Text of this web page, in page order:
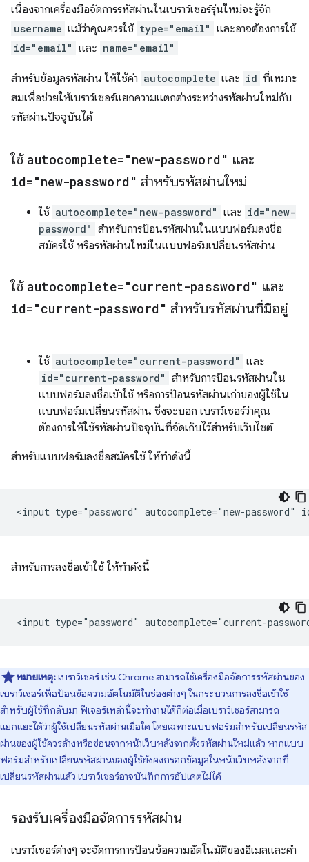
เนื่องจากเครื่องมือจัดการรหัสผ่านในเบราว์เซอร์รุ่นใหม่จะรู้จัก
username แม้ว่าคุณควรใช้ type="email" และอาจต้องการใช้
id="email" และ name="email"
สําหรับข้อมูลรหัสผ่าน ให้ใช้ค่า autocomplete และ id ที่เหมาะ
สมเพื่อช่วยให้เบราว์เซอร์แยกความแตกต่างระหว่างรหัสผ่านใหม่กับ
รหัสผ่านปัจจุบันได้
ใช้ autocomplete="new-password" และ
id="new-password" สำหรับรหัสผ่านใหม่
ใช้ autocomplete="new-password" และ id="new-
password" สำหรับการป้อนรหัสผ่านในแบบฟอร์มลงชื่อ
สมัครใช้ หรือรหัสผ่านใหม่ในแบบฟอร์มเปลี่ยนรหัสผ่าน
ใช้ autocomplete="current-password" และ
id="current-password" สำหรับรหัสผ่านที่มีอยู่
ใช้ autocomplete="current-password" และ
id="current-password" สำหรับการป้อนรหัสผ่านใน
แบบฟอร์มลงชื่อเข้าใช้ หรือการป้อนรหัสผ่านเก่าของผู้ใช้ใน
แบบฟอร์มเปลี่ยนรหัสผ่าน ซึ่งจะบอก เบราว์เซอร์ว่าคุณ
ต้องการให้ใช้รหัสผ่านปัจจุบันที่จัดเก็บไว้สำหรับเว็บไซต์
สำหรับแบบฟอร์มลงชื่อสมัครใช้ ให้ทำดังนี้
สำหรับการลงชื่อเข้าใช้ ให้ทำดังนี้
หมายเหตุ:เบราว์เซอร์ เช่น Chrome สามารถใช้เครื่องมือจัดการรหัสผ่านของ
เบราว์เซอร์เพื่อป้อนข้อความอัตโนมัติในช่องต่างๆ ในกระบวนการลงชื่อเข้าใช้
สำหรับผู้ใช้ที่กลับมา ฟีเจอร์เหล่านี้จะทำงานได้ก็ต่อเมื่อเบราว์เซอร์สามารถ
แยกแยะได้ว่าผู้ใช้เปลี่ยนรหัสผ่านเมื่อใด โดยเฉพาะแบบฟอร์มสำหรับเปลี่ยนรหัส
ผ่านของผู้ใช้ควรล้างหรือซ่อนจากหน้าเว็บหลังจากตั้งรหัสผ่านใหม่แล้ว หากแบบ
ฟอร์มสำหรับเปลี่ยนรหัสผ่านของผู้ใช้ยังคงกรอกข้อมูลในหน้าเว็บหลังจากที่
เปลี่ยนรหัสผ่านแล้ว เบราว์เซอร์อาจบันทึกการอัปเดตไม่ได้
รองรับเครื่องมือจัดการรหัสผ่าน
เบราว์เซอร์ต่างๆ จะจัดการการป้อนข้อความอัตโนมัติของอีเมลและคำ